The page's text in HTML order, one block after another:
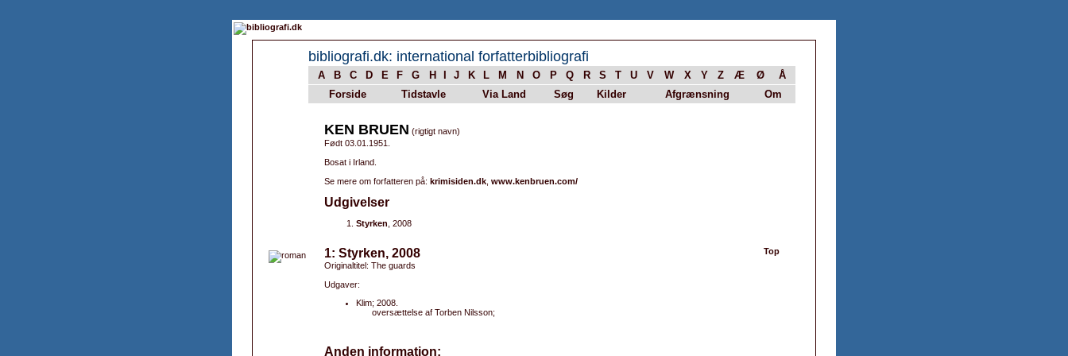
bibliografi.dk: international forfatterbibliografi
A B C D E F G H J K L M N O P Q R S T U V W X Y Z Æ Ø
Å
Forside
Tidstavle Via Land Søg Kilder Afgrænsning Om
KEN BRUEN (rigtigt navn)
Født 03.01.1951.
Bosat i Irland.
Se mere om forfatteren på: krimisiden.dk www.kenbruen.com/
Udgivelser
Styrken , 2008
Top
1: Styrken, 2008
Originaltitel: The guards
Udgaver:
Klim; 2008.
oversættelse af Torben Nilsson;
Anden information: